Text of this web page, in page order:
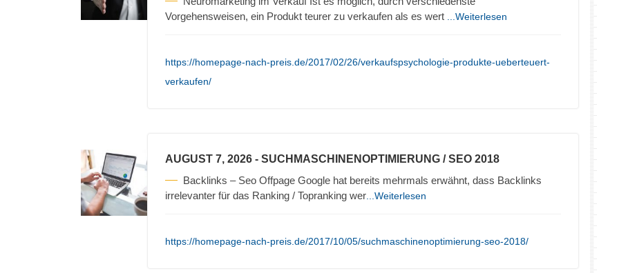
Vorgehensweisen, ein Produkt teurer zu verkaufen als es wert
...Weiterlesen
https://homepage-nach-preis.de/2017/02/26/verkaufspsychologie-produkte-ueberteuert-
verkaufen/
AUGUST 7, 2026 - SUCHMASCHINENOPTIMIERUNG / SEO 2018
Backlinks – Seo Offpage Google hat bereits mehrmals erwähnt, dass Backlinks
irrelevanter für das Ranking / Topranking wer ...Weiterlesen
https://homepage-nach-preis.de/2017/10/05/suchmaschinenoptimierung-seo-2018/